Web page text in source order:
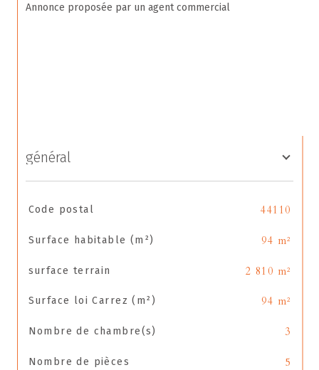
Annonce proposée par un agent commercial
général
TRAD_SIROCCO_Caracteristique
Code postal 44110
Surface habitable (m²) 94 m²
surface terrain 2 810 m²
Surface loi Carrez (m²) 94 m²
Nombre de chambre(s) 3
Nombre de pièces 5